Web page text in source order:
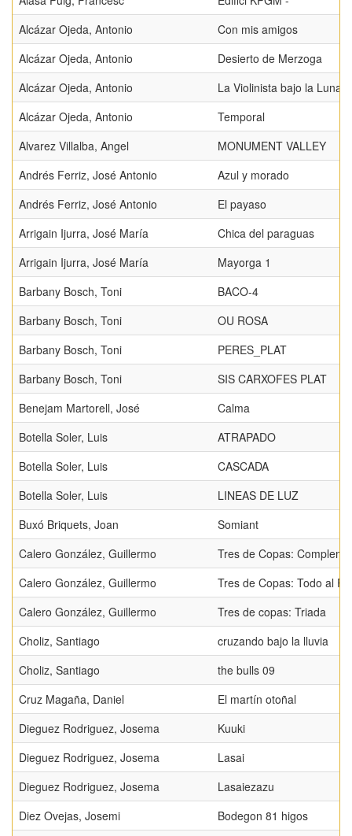
Alcázar Ojeda, Antonio
Con mis amigos
Alcázar Ojeda, Antonio
Desierto de Merzoga
Alcázar Ojeda, Antonio
La Violinista bajo la Luna
Alcázar Ojeda, Antonio
Temporal
Alvarez Villalba, Angel
MONUMENT VALLEY
Andrés Ferriz, José Antonio
Azul y morado
Andrés Ferriz, José Antonio
El payaso
Arrigain Ijurra, José María
Chica del paraguas
Arrigain Ijurra, José María
Mayorga 1
Barbany Bosch, Toni
BACO-4
Barbany Bosch, Toni
OU ROSA
Barbany Bosch, Toni
PERES_PLAT
Barbany Bosch, Toni
SIS CARXOFES PLAT
Benejam Martorell, José
Calma
Botella Soler, Luis
ATRAPADO
Botella Soler, Luis
CASCADA
Botella Soler, Luis
LINEAS DE LUZ
Buxó Briquets, Joan
Somiant
Calero González, Guillermo
Tres de Copas:
Calero González, Guillermo
Tres de Copas: Todo al
Calero González, Guillermo
Tres de copas: Triada
Choliz, Santiago
cruzando bajo la lluvia
Choliz, Santiago
the bulls 09
Cruz Magaña, Daniel
El martín otoñal
Dieguez Rodriguez, Josema
Kuuki
Dieguez Rodriguez, Josema
Lasai
Dieguez Rodriguez, Josema
Lasaiezazu
Diez Ovejas, Josemi
Bodegon 81 higos